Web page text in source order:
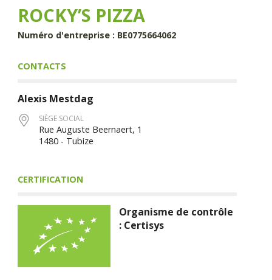
principalROCKY’S PIZZA
Numéro d'entreprise : BE0775664062
CONTACTS
Alexis Mestdag
SIÈGE SOCIAL
Rue Auguste Beernaert, 1
1480 - Tubize
CERTIFICATION
Organisme de contrôle
: Certisys